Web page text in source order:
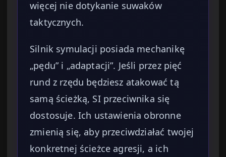
więcej nie dotykanie suwaków
taktycznych.
Silnik symulacji posiada mechanikę
„pędu” i „adaptacji”. Jeśli przez pięć
rund z rzędu będziesz atakować tą
samą ścieżką, SI przeciwnika się
dostosuje. Ich ustawienia obronne
zmienią się, aby przeciwdziałać twojej
konkretnej ścieżce agresji, a ich